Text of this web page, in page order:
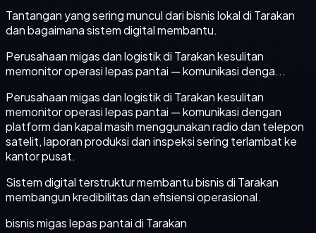
Tantangan yang sering muncul dari bisnis lokal di Tarakan
dan bagaimana sistem digital membantu.
Perusahaan migas dan logistik di Tarakan kesulitan
memonitor operasi lepas pantai — komunikasi denga...
Perusahaan migas dan logistik di Tarakan kesulitan
memonitor operasi lepas pantai — komunikasi dengan
platform dan kapal masih menggunakan radio dan telepon
satelit, laporan produksi dan inspeksi sering terlambat ke
kantor pusat.
Sistem digital terstruktur membantu bisnis di Tarakan
membangun kredibilitas dan efisiensi operasional.
bisnis migas lepas pantai di Tarakan